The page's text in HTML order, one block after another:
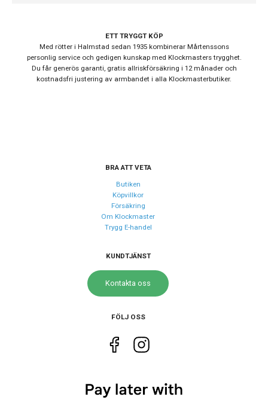
Boett material
Rostfritt stål
Armband material
Annat
ETT TRYGGT KÖP
Med rötter i Halmstad sedan 1935 kombinerar Mårtenssons
personlig service och gedigen kunskap med Klockmasters trygghet.
Du får generös garanti, gratis allriskförsäkring i 12 månader och
kostnadsfri justering av armbandet i alla Klockmasterbutiker.
BRA ATT VETA
Butiken
Köpvillkor
Försäkring
Om Klockmaster
Trygg E-handel
KUNDTJÄNST
Kontakta oss
FÖLJ OSS